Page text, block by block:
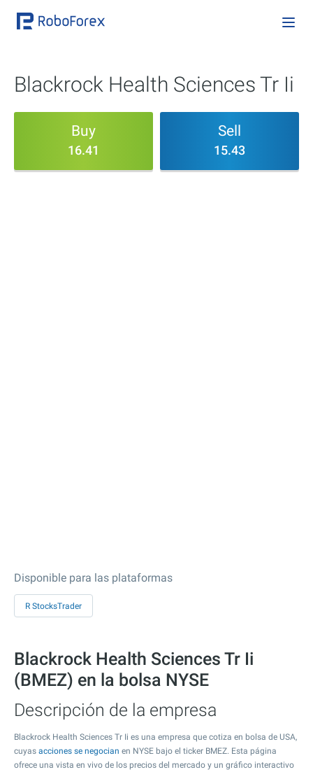
Blackrock Health Sciences Tr Ii
Buy
16.41
Sell
15.43
Disponible para las plataformas
R StocksTrader
Blackrock Health Sciences Tr Ii
(BMEZ) en la bolsa NYSE
Descripción de la empresa
Blackrock Health Sciences Tr Ii es una empresa que cotiza en bolsa de USA,
cuyas acciones se negocian en NYSE bajo el ticker BMEZ. Esta página
ofrece una vista en vivo de los precios del mercado y un gráfico interactivo